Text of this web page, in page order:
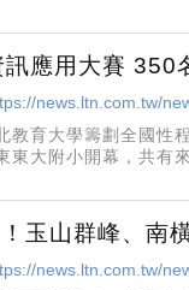
訊應用大賽 350
news.ltn.com.tw/
教育大學籌劃全國
東大附小開幕，共有
玉山群峰、南
news.ltn.com.tw/